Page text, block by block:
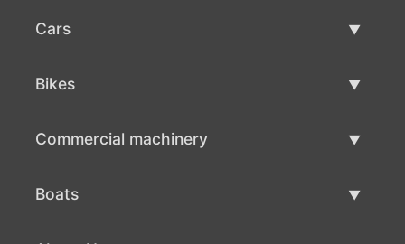
Cars
Bikes
Commercial machinery
Boats